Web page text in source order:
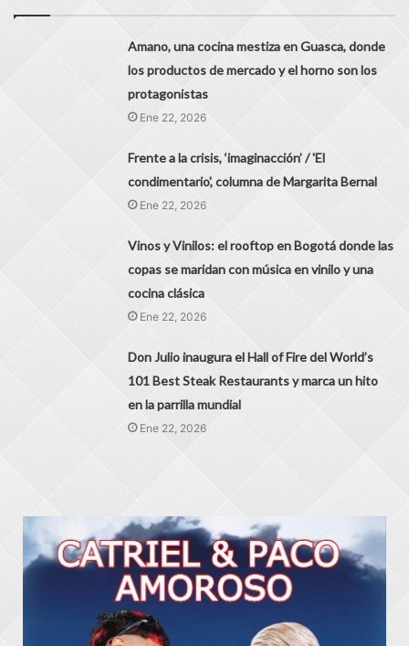
Amano, una cocina mestiza en Guasca, donde
los productos de mercado y el horno son los
protagonistas
Ene 22, 2026
Frente a la crisis, ‘imaginacción’ / 'El
condimentario', columna de Margarita Bernal
Ene 22, 2026
Vinos y Vinilos: el rooftop en Bogotá donde las
copas se maridan con música en vinilo y una
cocina clásica
Ene 22, 2026
Don Julio inaugura el Hall of Fire del World’s
101 Best Steak Restaurants y marca un hito
en la parrilla mundial
Ene 22, 2026